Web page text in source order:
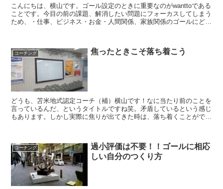
こんにちは、横山です。ゴール設定のときに重要なのがwanttoである
ことです。今目の前の課題、解消したい問題にフォーカスしてしまう
ため、・仕事、ビジネス・お金・人間関係、家族関係のゴールにどう
コーチング 焦ったときこそ落ち着こう
どうも、苫米地式認定コーチ（補）横山です！なに当たり前のことを
言っているんだ、というタイトルですね笑。矛盾しているという感じ
もあります。しかし実際に焦りが出てきた時は、落ち着くことができ
コーチング
過小評価は不要！！ゴールに相応
しい自分のつくり方